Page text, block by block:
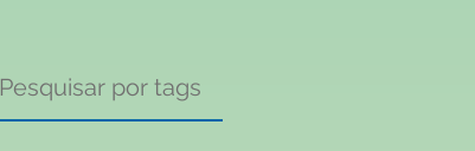
Pesquisar por tags